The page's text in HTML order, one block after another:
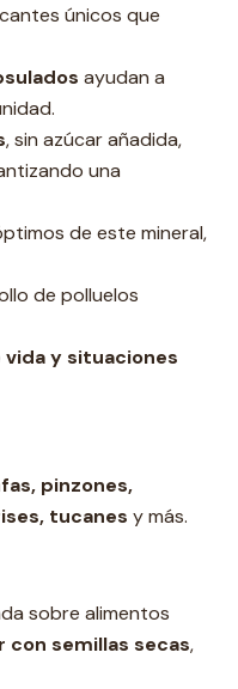
únicos que
ayudan a
, sin azúcar añadida,
una
de este mineral,
de polluelos
vida y situaciones
pinzones,
tucanes y más.
sobre alimentos
con semillas secas,